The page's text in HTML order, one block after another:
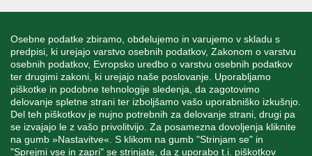
Osebne podatke zbiramo, obdelujemo in varujemo v skladu s
predpisi, ki urejajo varstvo osebnih podatkov, Zakonom o varstvu
osebnih podatkov, Evropsko uredbo o varstvu osebnih podatkov
ter drugimi zakoni, ki urejajo naše poslovanje. Uporabljamo
piškotke in podobne tehnologije sledenja, da zagotovimo
delovanje spletne strani ter izboljšamo vašo uporabniško izkušnjo.
Del teh piškotkov je nujno potrebnih za delovanje strani, drugi pa
se izvajajo le z vašo privolitvijo. Za posamezna dovoljenja kliknite
na gumb »Nastavitve«. S klikom na gumb "Strinjam se" in
"Sprejmi vse in zapri" se strinjate, da z uporabo t.i. piškotkov
MOJ RAČUN
STORITEV ZA STRANKE